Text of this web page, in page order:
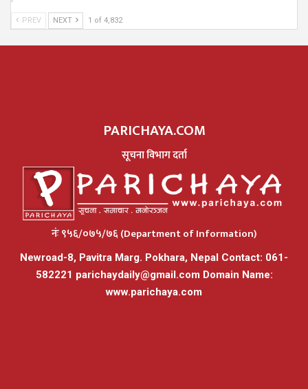
PREV NEXT 1 of 4,832
PARICHAYA.COM
सूचना विभाग दर्ता
नंः ९५६/०७५/७६ (Department of Information)
Newroad-8, Pavitra Marg. Pokhara, Nepal Contact: 061-
582221 parichaydaily@gmail.comDomain Name:
www.parichaya.com